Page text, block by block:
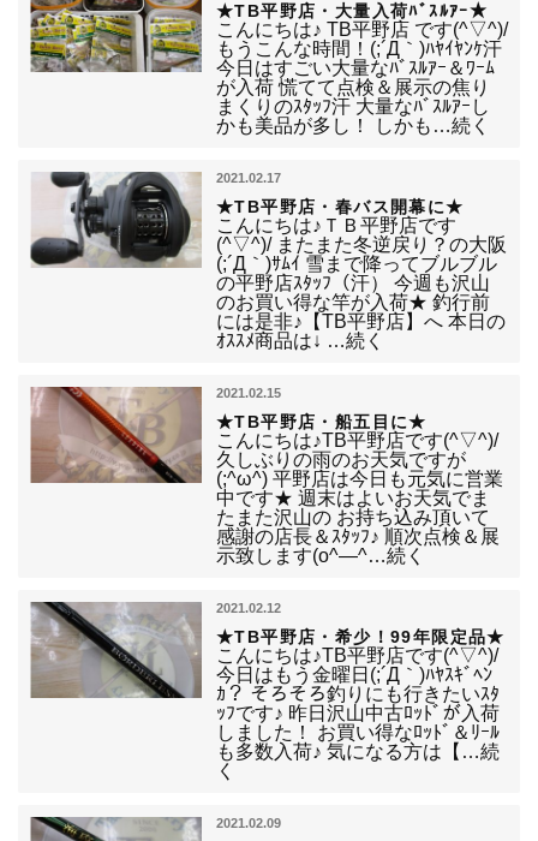
★TB平野店・大量入荷ﾊﾞｽﾙｱｰ★
こんにちは♪ TB平野店 です(^▽^)/
もうこんな時間！(;´Д｀)ﾊﾔｲﾔﾝｹ汗
今日はすごい大量なﾊﾞｽﾙｱｰ＆ﾜｰﾑ
が入荷 慌てて点検＆展示の焦り
まくりのｽﾀｯﾌ汗 大量なﾊﾞｽﾙｱｰし
かも美品が多し！ しかも…続く
2021.02.17
★TB平野店・春バス開幕に★
こんにちは♪ＴＢ平野店です
(^▽^)/ またまた冬逆戻り？の大阪
(;´Д｀)ｻﾑｲ 雪まで降ってブルブル
の平野店ｽﾀｯﾌ（汗） 今週も沢山
のお買い得な竿が入荷★ 釣行前
には是非♪【TB平野店】へ 本日の
ｵｽｽﾒ商品は↓ …続く
2021.02.15
★TB平野店・船五目に★
こんにちは♪TB平野店です(^▽^)/
久しぶりの雨のお天気ですが
(;^ω^) 平野店は今日も元気に営業
中です★ 週末はよいお天気でま
たまた沢山の お持ち込み頂いて
感謝の店長＆ｽﾀｯﾌ♪ 順次点検＆展
示致します(o^―^…続く
2021.02.12
★TB平野店・希少！99年限定品★
こんにちは♪TB平野店です(^▽^)/
今日はもう金曜日(;´Д｀)ﾊﾔｽｷﾞﾍﾝ
ｶ？ そろそろ釣りにも行きたいｽﾀ
ｯﾌです♪ 昨日沢山中古ﾛｯﾄﾞが入荷
しました！ お買い得なﾛｯﾄﾞ＆ﾘｰﾙ
も多数入荷♪ 気になる方は【…続
く
2021.02.09